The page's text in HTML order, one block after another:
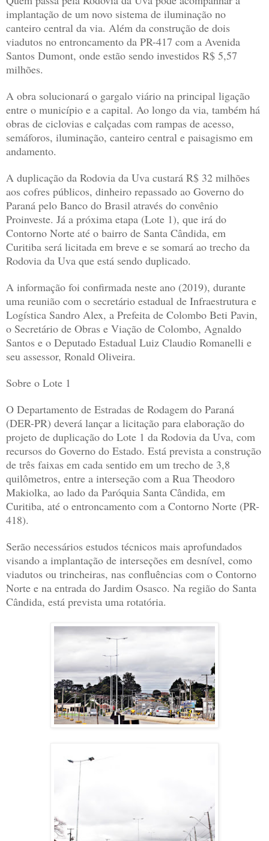
implantação de um novo sistema de iluminação no
canteiro central da via. Além da construção de dois
viadutos no entroncamento da PR-417 com a Avenida
Santos Dumont, onde estão sendo investidos R$ 5,57
milhões.
A obra solucionará o gargalo viário na principal ligação
entre o município e a capital. Ao longo da via, também há
obras de ciclovias e calçadas com rampas de acesso,
semáforos, iluminação, canteiro central e paisagismo em
andamento.
A duplicação da Rodovia da Uva custará R$ 32 milhões
aos cofres públicos, dinheiro repassado ao Governo do
Paraná pelo Banco do Brasil através do convênio
Proinveste. Já a próxima etapa (Lote 1), que irá do
Contorno Norte até o bairro de Santa Cândida, em
Curitiba será licitada em breve e se somará ao trecho da
Rodovia da Uva que está sendo duplicado.
A informação foi confirmada neste ano (2019), durante
uma reunião com o secretário estadual de Infraestrutura e
Logística Sandro Alex, a Prefeita de Colombo Beti Pavin,
o Secretário de Obras e Viação de Colombo, Agnaldo
Santos e o Deputado Estadual Luiz Claudio Romanelli e
seu assessor, Ronald Oliveira.
Sobre o Lote 1
O Departamento de Estradas de Rodagem do Paraná
(DER-PR) deverá lançar a licitação para elaboração do
projeto de duplicação do Lote 1 da Rodovia da Uva, com
recursos do Governo do Estado. Está prevista a construção
de três faixas em cada sentido em um trecho de 3,8
quilômetros, entre a interseção com a Rua Theodoro
Makiolka, ao lado da Paróquia Santa Cândida, em
Curitiba, até o entroncamento com a Contorno Norte (PR-
418).
Serão necessários estudos técnicos mais aprofundados
visando a implantação de interseções em desnível, como
viadutos ou trincheiras, nas confluências com o Contorno
Norte e na entrada do Jardim Osasco. Na região do Santa
Cândida, está prevista uma rotatória.